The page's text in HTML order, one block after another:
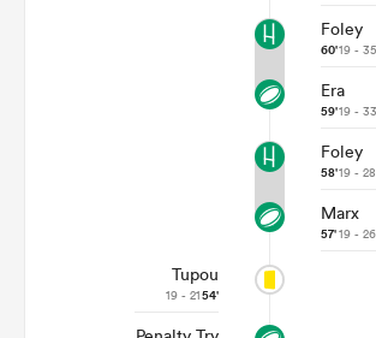
Foley
60'19 - 35
Era
59'19 - 33
Foley
58'19 - 28
Marx
57'19 - 26
Tupou
19 - 2154'